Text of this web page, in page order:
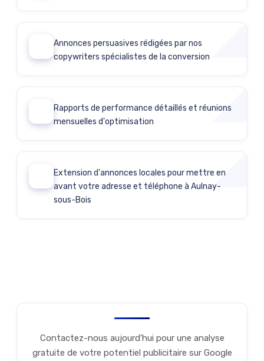
Annonces persuasives rédigées par nos
copywriters spécialistes de la conversion
Rapports de performance détaillés et réunions
mensuelles d'optimisation
Extension d'annonces locales pour mettre en
avant votre adresse et téléphone à Aulnay-
sous-Bois
Contactez-nous aujourd'hui pour une analyse
gratuite de votre potentiel publicitaire sur Google